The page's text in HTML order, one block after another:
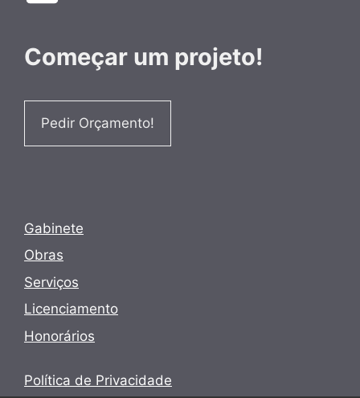
Começar um projeto!
Pedir Orçamento!
Gabinete
Obras
Serviços
Licenciamento
Honorários
Política de Privacidade